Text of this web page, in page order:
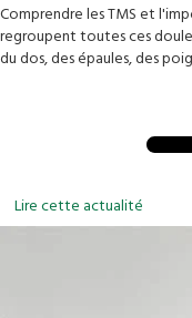
Comprendre les TMS et
regroupent toutes ces
du dos, des épaules, des
Lire cette actualité